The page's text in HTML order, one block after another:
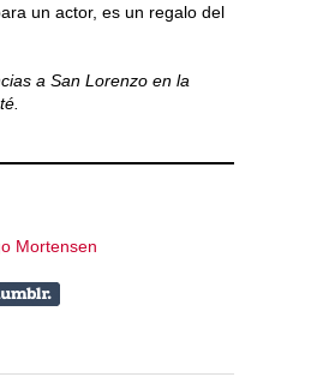
un actor, es un regalo del
a San Lorenzo en la
Mortensen